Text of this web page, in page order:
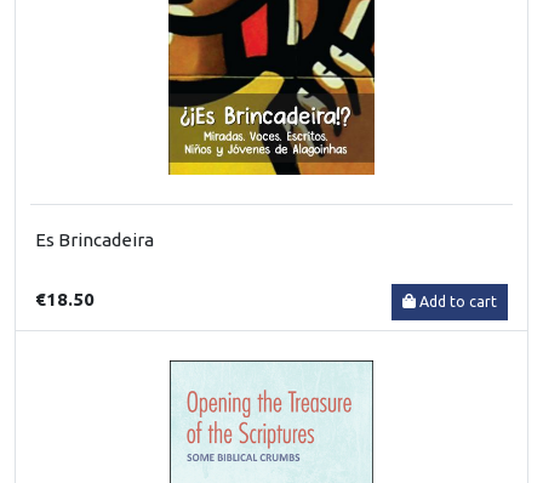
Es Brincadeira
€18.50 Add to cart